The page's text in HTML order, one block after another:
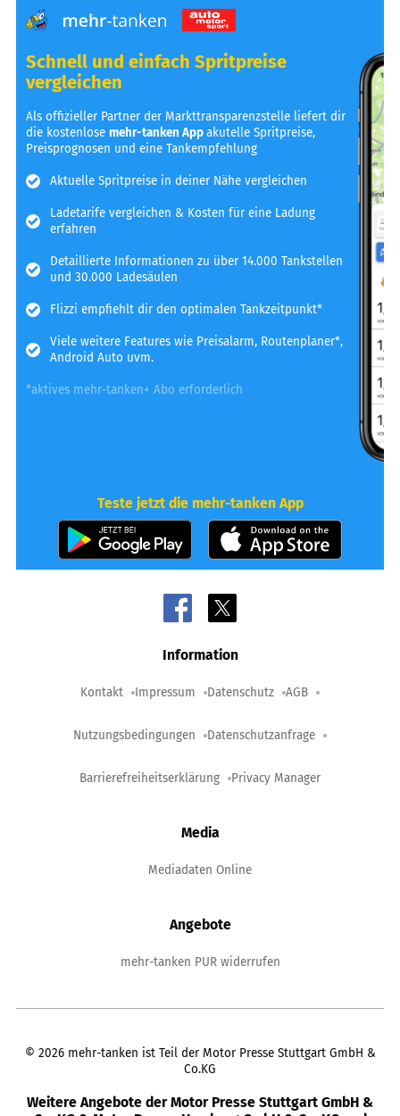
Schnell und einfach Spritpreise
vergleichen
Als offizieller Partner der Markttransparenzstelle liefert dir
die kostenlosemehr-tanken Appakutelle Spritpreise,
Preisprognosen und eine Tankempfehlung
Aktuelle Spritpreise in deiner Nähe vergleichen
Ladetarife vergleichen & Kosten für eine Ladung
erfahren
Detaillierte Informationen zu über 14.000 Tankstellen
und 30.000 Ladesäulen
Flizzi empfiehlt dir den optimalen Tankzeitpunkt*
Viele weitere Features wie Preisalarm, Routenplaner*,
Android Auto uvm.
*aktives mehr-tanken+ Abo erforderlich
Teste jetzt die mehr-tanken App
Information
Kontakt Impressum Datenschutz AGB
Nutzungsbedingungen Datenschutzanfrage
Barrierefreiheitserklärung Privacy Manager
Media
Mediadaten Online
Angebote
mehr-tanken PUR widerrufen
© 2026 mehr-tanken ist Teil der Motor Presse Stuttgart GmbH &
Co.KG
Weitere Angebote der Motor Presse Stuttgart GmbH &